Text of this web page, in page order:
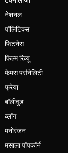
नेशनल
पॉलिटिक्स
फिटनेस
फिल्म रिव्यू
फेमस पर्सनेलिटी
फ्रेया
बॉलीवुड
ब्लॉग
मनोरंजन
मसाला पॉपकॉर्न